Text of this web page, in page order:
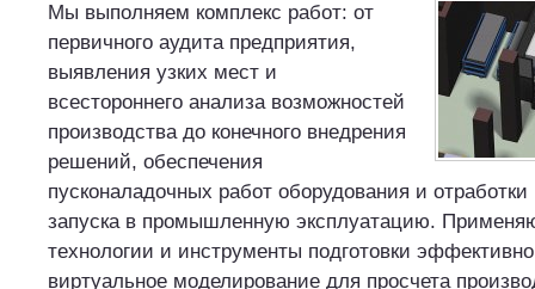
Мы выполняем комплекс работ: от
первичного аудита предприятия,
выявления узких мест и
всестороннего анализа возможностей
производства до конечного внедрения
решений, обеспечения
пусконаладочных работ оборудования и
запуска в промышленную эксплуатацию.
технологии и инструменты подготовки
виртуальное моделирование для просчета